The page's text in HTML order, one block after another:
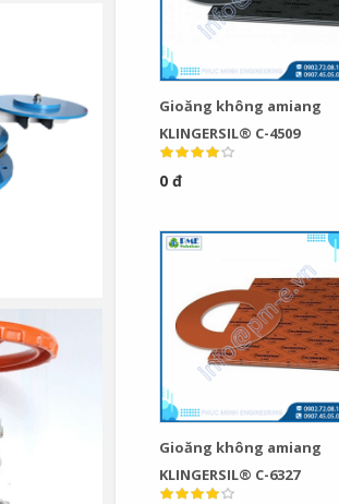
Gioăng không amiang
KLINGERSIL® C-4509
0 đ
Gioăng không amiang
KLINGERSIL® C-6327